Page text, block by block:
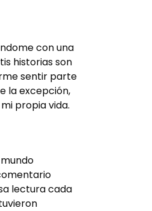
con una
historias son
sentir parte
la excepción,
propia vida.
lectura cada